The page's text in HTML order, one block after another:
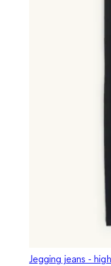
Jegging jeans -